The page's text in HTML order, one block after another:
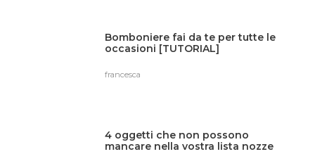
Bomboniere fai da te per tutte le
occasioni [TUTORIAL]
francesca
4 oggetti che non possono
mancare nella vostra lista nozze